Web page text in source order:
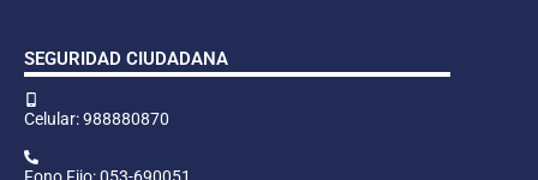
SEGURIDAD CIUDADANA
Celular: 988880870
Fono Fijo: 053-690051